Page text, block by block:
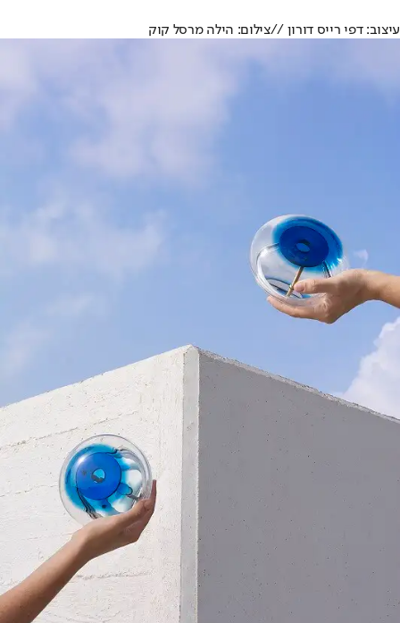
עיצוב: דפי רייס דורון //צילום: הילה מרסל קוק